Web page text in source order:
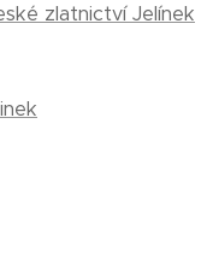
zlatnictví Jelínek